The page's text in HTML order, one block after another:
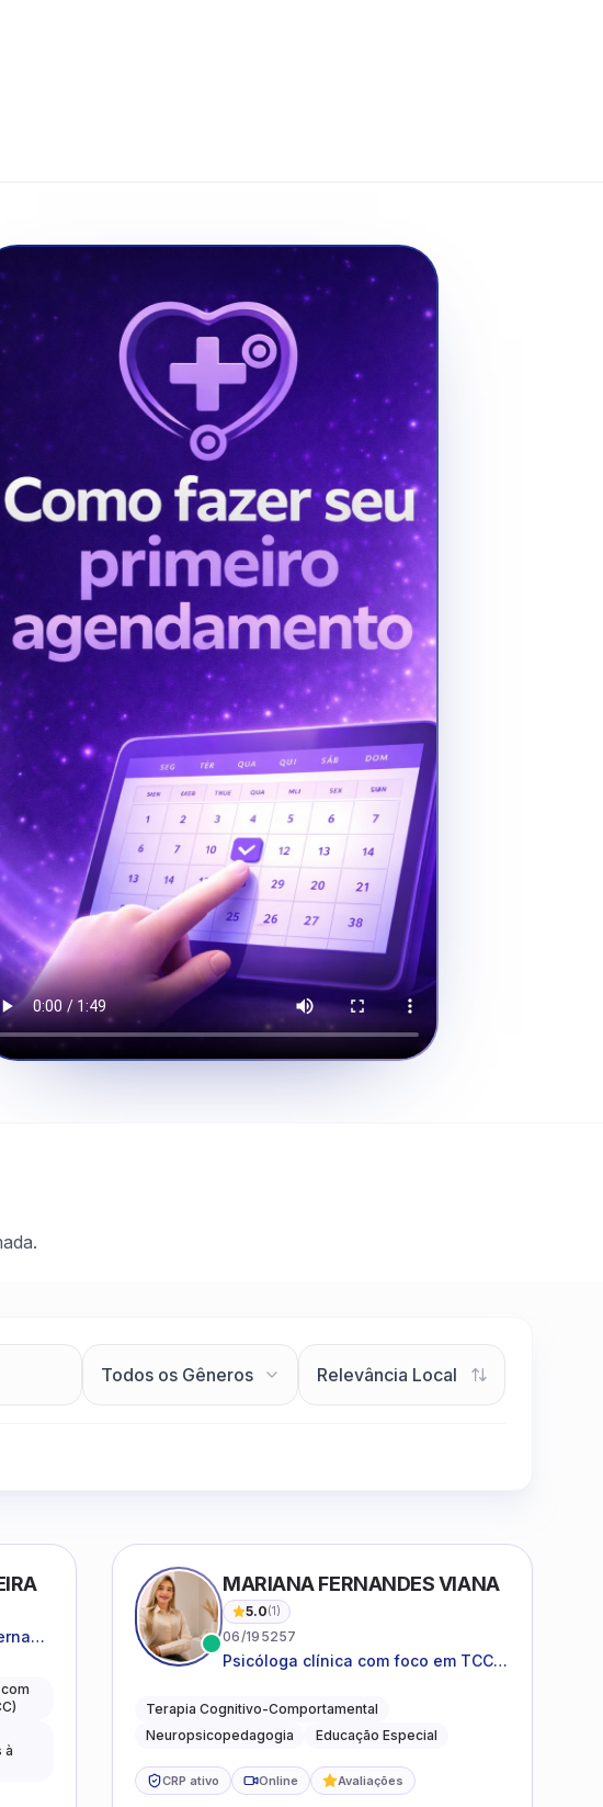
à
MARIANA FERNANDES VIANA
5.0(1)
06/195257
Psicóloga clínica com foco em TCC,
acompanhamento do
neurodesenvolvimento.
Terapia Cognitivo-Comportamental
Neuropsicopedagogia
Educação Especial
CRP ativo Online Avaliações